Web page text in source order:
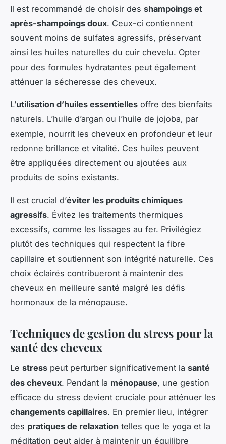
Il est recommandé de choisir des shampoings et
après-shampoings doux. Ceux-ci contiennent
souvent moins de sulfates agressifs, préservant
ainsi les huiles naturelles du cuir chevelu. Opter
pour des formules hydratantes peut également
atténuer la sécheresse des cheveux.
L’utilisation d’huiles essentielles offre des bienfaits
naturels. L’huile d’argan ou l’huile de jojoba, par
exemple, nourrit les cheveux en profondeur et leur
redonne brillance et vitalité. Ces huiles peuvent
être appliquées directement ou ajoutées aux
produits de soins existants.
Il est crucial d’éviter les produits chimiques
agressifs. Évitez les traitements thermiques
excessifs, comme les lissages au fer. Privilégiez
plutôt des techniques qui respectent la fibre
capillaire et soutiennent son intégrité naturelle. Ces
choix éclairés contribueront à maintenir des
cheveux en meilleure santé malgré les défis
hormonaux de la ménopause.
Techniques de gestion du stress pour la
santé des cheveux
Le stress peut perturber significativement la santé
des cheveux. Pendant la ménopause, une gestion
efficace du stress devient cruciale pour atténuer les
changements capillaires. En premier lieu, intégrer
des pratiques de relaxation telles que le yoga et la
méditation peut aider à maintenir un équilibre